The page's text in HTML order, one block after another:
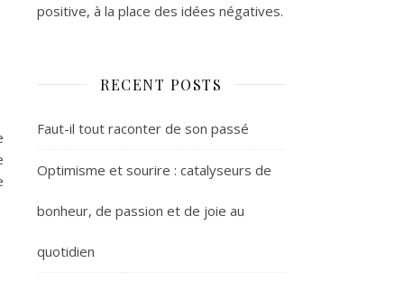
positive, à la place des idées négatives.
RECENT POSTS
Faut-il tout raconter de son passé
Optimisme et sourire : catalyseurs de
bonheur, de passion et de joie au
quotidien